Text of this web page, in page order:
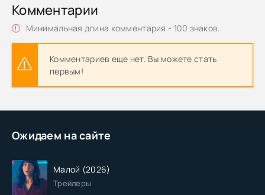
Ожидаем на сайте
Малой (2026)
Трейлеры
Комментарии
Минимальная длина комментария - 100 знаков.
Комментариев еще нет. Вы можете стать
первым!